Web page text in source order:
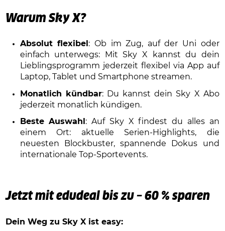
Warum Sky X?
Absolut flexibel : Ob im Zug, auf der Uni oder
einfach unterwegs: Mit Sky X kannst du dein
Lieblingsprogramm jederzeit flexibel via App auf
Laptop, Tablet und Smartphone streamen.
Monatlich kündbar: Du kannst dein Sky X Abo
jederzeit monatlich kündigen.
Beste Auswahl : Auf Sky X findest du alles an
einem Ort: aktuelle Serien-Highlights, die
neuesten Blockbuster, spannende Dokus und
internationale Top-Sportevents.
Jetzt mit edudeal bis zu – 60 % sparen
Dein Weg zu Sky X ist easy: